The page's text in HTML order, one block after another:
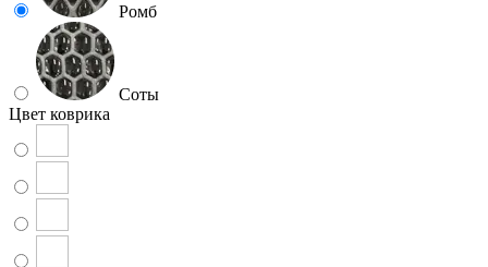
Ромб
Соты
Цвет коврика